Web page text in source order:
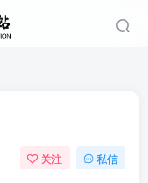
关注 私信